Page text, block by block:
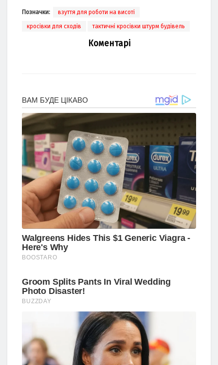
Позначки: взуття для роботи на висоті
кросівки для сходів тактичні кросівки штурм будівель
Коментарі